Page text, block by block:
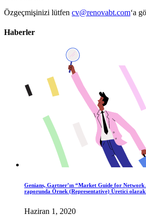
Özgeçmişinizi lütfen cv@renovabt.com‘a
Haberler
Genians, Gartner’ın “Market Guide for Network
raporunda Örnek (Representative) Üretici
Haziran 1, 2020